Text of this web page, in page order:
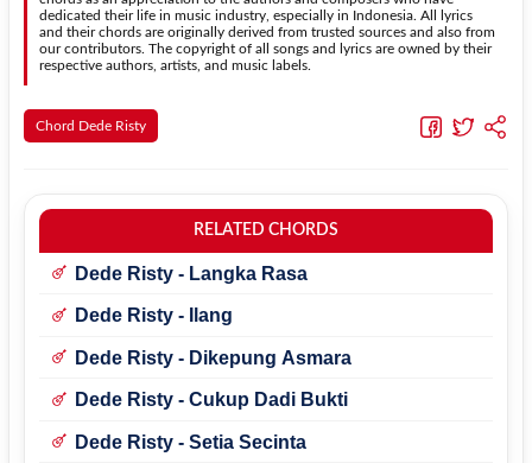
dedicated their life in music industry, especially in Indonesia. All lyrics
and their chords are originally derived from trusted sources and also from
our contributors. The copyright of all songs and lyrics are owned by their
respective authors, artists, and music labels.
Chord Dede Risty
RELATED CHORDS
Dede Risty - Langka Rasa
Dede Risty - Ilang
Dede Risty - Dikepung Asmara
Dede Risty - Cukup Dadi Bukti
Dede Risty - Setia Secinta